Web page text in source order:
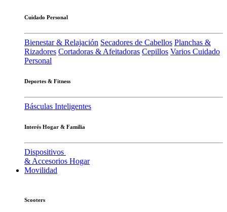
Cuidado Personal
Bienestar & Relajación Secadores de Cabellos Planchas &
Rizadores Cortadoras & Afeitadoras Cepillos Varios Cuidado
Personal
Deportes & Fitness
Básculas Inteligentes
Interés Hogar & Familia
Dispositivos
& Accesorios Hogar
Movilidad
Scooters